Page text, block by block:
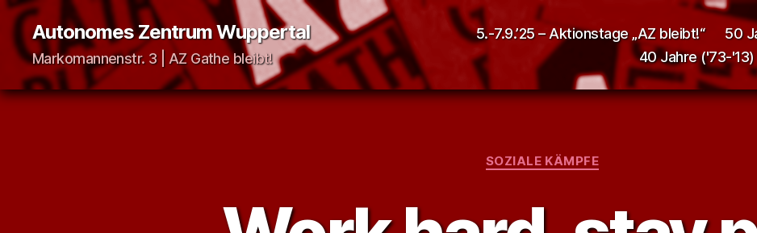
Autonomes Zentrum Wuppertal
Markomannenstr. 3 | AZ Gathe bleibt!
5.-7.9.’25 – Aktionstage „AZ bleibt!“ 50
40 Jahre ('73-'13)
Kategorien
SOZIALE KÄMPFE